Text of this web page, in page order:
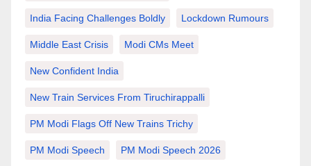
India Facing Challenges Boldly Lockdown Rumours
Middle East Crisis Modi CMs Meet
New Confident India
New Train Services From Tiruchirappalli
PM Modi Flags Off New Trains Trichy
PM Modi Speech PM Modi Speech 2026